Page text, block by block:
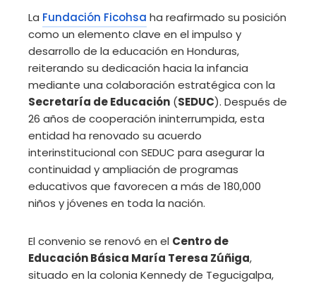
La Fundación Ficohsa ha reafirmado su posición
como un elemento clave en el impulso y
desarrollo de la educación en Honduras,
reiterando su dedicación hacia la infancia
mediante una colaboración estratégica con la
Secretaría de Educación (SEDUC). Después de
26 años de cooperación ininterrumpida, esta
entidad ha renovado su acuerdo
interinstitucional con SEDUC para asegurar la
continuidad y ampliación de programas
educativos que favorecen a más de 180,000
niños y jóvenes en toda la nación.
El convenio se renovó en el Centro de
Educación Básica María Teresa Zúñiga,
situado en la colonia Kennedy de Tegucigalpa,